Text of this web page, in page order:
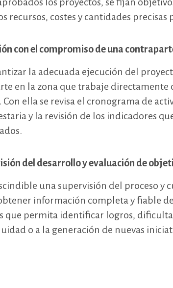
recursos, costes y cantidades
con el compromiso de una
la adecuada ejecución del
en la zona que trabaje directamente
Con ella se revisa el cronograma de
y la revisión de los indicadores
del desarrollo y evaluación de
una supervisión del proceso y
información completa y fiable
que permita identificar logros,
o a la generación de nuevas